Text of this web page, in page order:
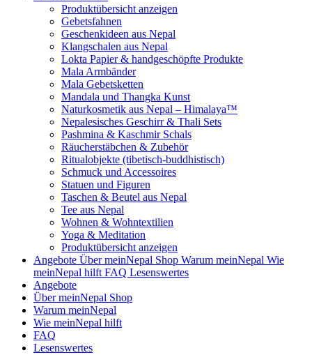
Produktübersicht anzeigen
Gebetsfahnen
Geschenkideen aus Nepal
Klangschalen aus Nepal
Lokta Papier & handgeschöpfte Produkte
Mala Armbänder
Mala Gebetsketten
Mandala und Thangka Kunst
Naturkosmetik aus Nepal – Himalaya™
Nepalesisches Geschirr & Thali Sets
Pashmina & Kaschmir Schals
Räucherstäbchen & Zubehör
Ritualobjekte (tibetisch-buddhistisch)
Schmuck und Accessoires
Statuen und Figuren
Taschen & Beutel aus Nepal
Tee aus Nepal
Wohnen & Wohntextilien
Yoga & Meditation
Produktübersicht anzeigen
Angebote Über meinNepal Shop Warum meinNepal Wie
meinNepal hilft FAQ Lesenswertes
Angebote
Über meinNepal Shop
Warum meinNepal
Wie meinNepal hilft
FAQ
Lesenswertes